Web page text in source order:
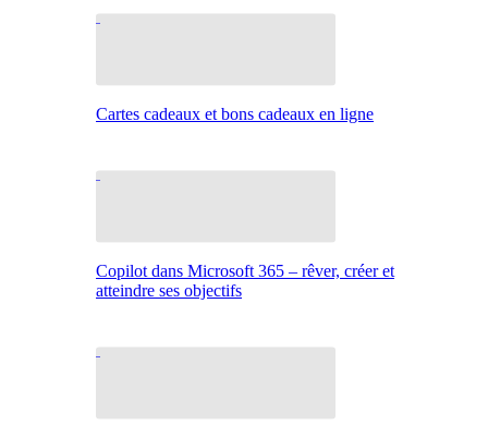
Cartes cadeaux et bons cadeaux en ligne
Copilot dans Microsoft 365 – rêver, créer et
atteindre ses objectifs